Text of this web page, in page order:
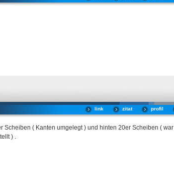
profil
zitat
link
Scheiben ( Kanten umgelegt ) und hinten 20er Scheiben ( war
) .